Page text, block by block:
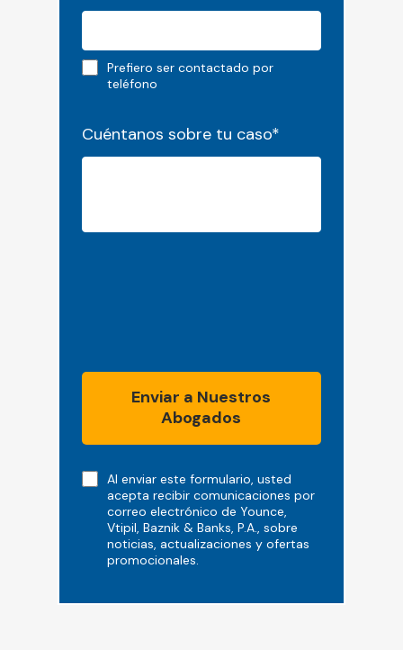
Phone preferred
Prefiero ser contactado por
teléfono
Cuéntanos sobre tu caso*
NoteAl enviar este formulario, usted
acepta recibir comunicaciones por
correo electrónico de Younce,
Vtipil, Baznik & Banks, P.A., sobre
noticias, actualizaciones y ofertas
promocionales.
Enviar a Nuestros
Abogados